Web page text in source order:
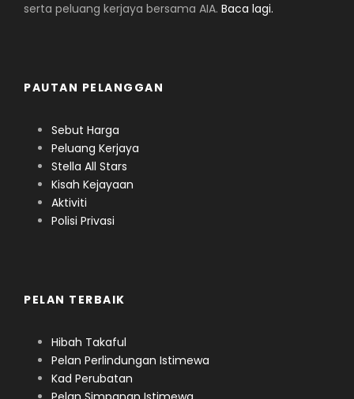
serta peluang kerjaya bersama AIA. Baca lagi.
PAUTAN PELANGGAN
Sebut Harga
Peluang Kerjaya
Stella All Stars
Kisah Kejayaan
Aktiviti
Polisi Privasi
PELAN TERBAIK
Hibah Takaful
Pelan Perlindungan Istimewa
Kad Perubatan